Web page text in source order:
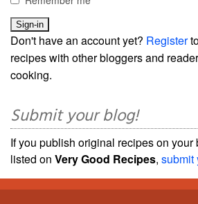
Don't have an account yet? Register
recipes with other bloggers and
cooking.
Submit your blog!
If you publish original recipes on your
listed on Very Good Recipes, submit